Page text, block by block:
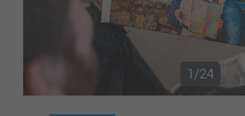
1/24